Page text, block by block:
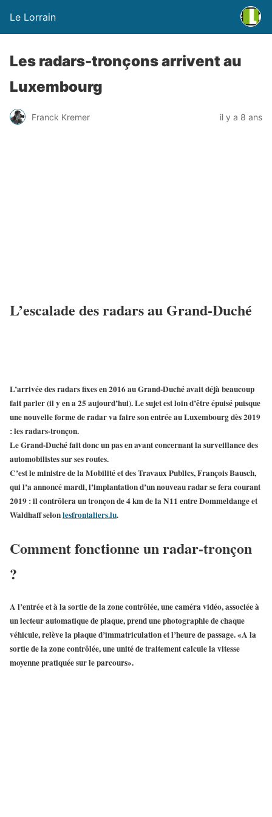
Le Lorrain
Les radars-tronçons arrivent au
Luxembourg
Franck Kremer il y a 8 ans
L’escalade des radars au Grand-Duché
L’arrivée des radars fixes en 2016 au Grand-Duché avait déjà beaucoup
fait parler (il y en a 25 aujourd’hui). Le sujet est loin d’être épuisé puisque
unenouvelle forme de radarva faire son entrée auLuxembourgdès 2019
: lesradars-tronçon.
Le Grand-Duché fait donc un pas en avant concernant la surveillance des
automobilistes sur ses routes.
C’est le ministre de la Mobilité et des Travaux Publics, François Bausch,
qui l’a annoncé mardi,l’implantation d’un nouveau radar se fera courant
2019 : il contrôlera untronçon de 4 km de la N11 entre Dommeldange et
Waldhaffselonlesfrontaliers.lu.
Comment fonctionne un radar-tronçon
?
A l’entrée et à la sortie de la zone contrôlée, une caméra vidéo, associée à
un lecteur automatique de plaque, prend une photographie de chaque
véhicule, relève la plaque d’immatriculation et l’heure de passage. «A la
sortie de la zone contrôlée, une unité de traitementcalcule la vitesse
moyenne pratiquée sur le parcours».